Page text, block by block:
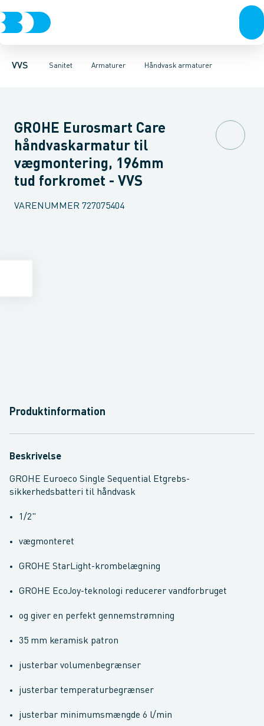
VVS Sanitet
Rør & fittingsPressfittings & rørKuglehaner & ventiler
Armaturer
Toiletter, sæder og cisterner VaskeArmaturerBrusere
Håndvask armaturer
Køkken armaturer Håndvask armaturerTermostatarmaturer
GROHE Eurosmart Care
håndvaskarmatur til
vægmontering, 196mm
tud forkromet - VVS
VARENUMMER 727075404
Produktinformation
Beskrivelse
GROHE Euroeco Single Sequential Etgrebs-
sikkerhedsbatteri til håndvask
1/2"
vægmonteret
GROHE StarLight-krombelægning
GROHE EcoJoy-teknologi reducerer vandforbruget
og giver en perfekt gennemstrømning
35 mm keramisk patron
justerbar volumenbegrænser
justerbar temperaturbegrænser
justerbar minimumsmængde 6 l/min